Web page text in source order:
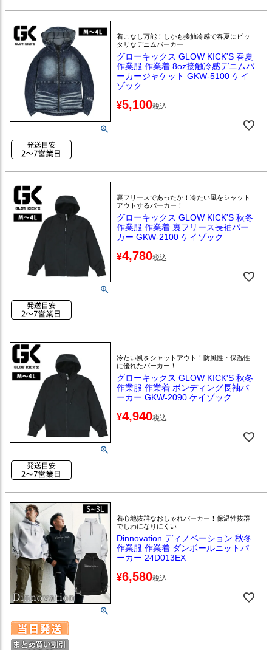
着こなし万能！しかも接触冷感で春夏にピッ
タリなデニムパーカー
グローキックス GLOW KICK'S 春夏
作業服 作業着 8oz接触冷感デニムパ
ーカージャケット GKW-5100 ケイ
ゾック
¥5,100税込
裏フリースであったか！冷たい風をシャット
アウトするパーカー！
グローキックス GLOW KICK'S 秋冬
作業服 作業着 裏フリース長袖パー
カー GKW-2100 ケイゾック
¥4,780税込
冷たい風をシャットアウト！防風性・保温性
に優れたパーカー！
グローキックス GLOW KICK'S 秋冬
作業服 作業着 ボンディング長袖パ
ーカー GKW-2090 ケイゾック
¥4,940税込
着心地抜群なおしゃれパーカー！保温性抜群
でしわになりにくい
Dinnovation ディノベーション 秋冬
作業服 作業着 ダンボールニットパ
ーカー 24D013EX
¥6,580税込